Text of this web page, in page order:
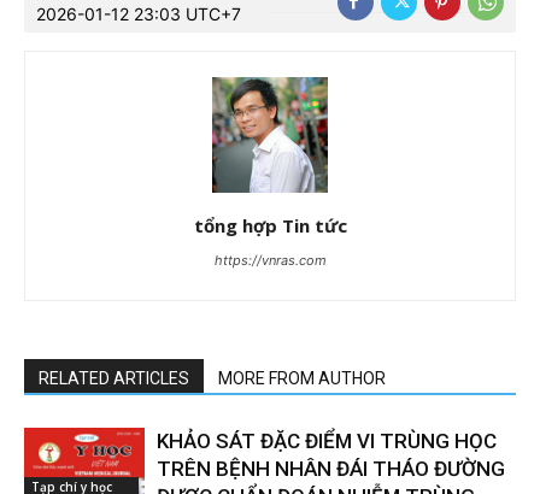
2026-01-12 23:03 UTC+7
tổng hợp Tin tức
https://vnras.com
RELATED ARTICLES MORE FROM AUTHOR
Tạp chí y học
KHẢO SÁT ĐẶC ĐIỂM VI TRÙNG HỌC
TRÊN BỆNH NHÂN ĐÁI THÁO ĐƯỜNG